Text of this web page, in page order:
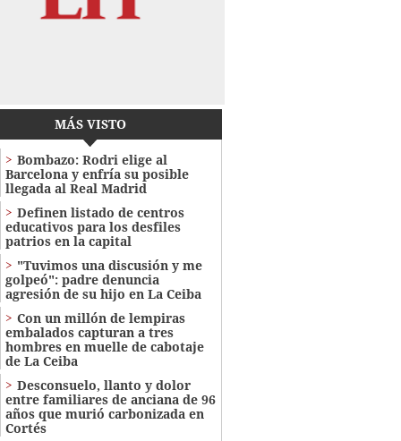
MÁS VISTO
Bombazo: Rodri elige al
Barcelona y enfría su posible
llegada al Real Madrid
Definen listado de centros
educativos para los desfiles
patrios en la capital
"Tuvimos una discusión y me
golpeó": padre denuncia
agresión de su hijo en La Ceiba
Con un millón de lempiras
embalados capturan a tres
hombres en muelle de cabotaje
de La Ceiba
​​​​Desconsuelo, llanto y dolor
entre familiares de anciana de 96
años que murió carbonizada en
Cortés